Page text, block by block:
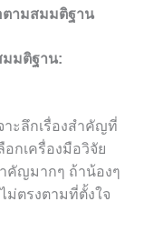
ตามสมมติฐาน
มมติฐาน:
ะลึกเรื่องสำคัญที่
กเครื่องมือวิจัย
คัญมากๆ ถ้าน้องๆ
ม่ตรงตามที่ตั้งใจ